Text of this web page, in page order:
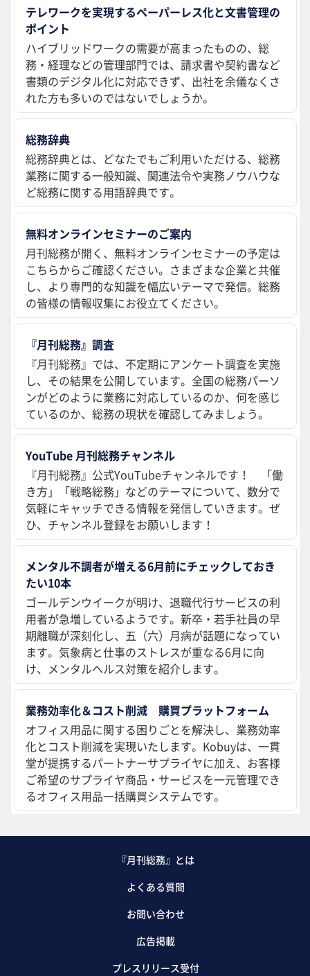
テレワークを実現するペーパーレス化と文書管理の
ポイント
ハイブリッドワークの需要が高まったものの、総
務・経理などの管理部門では、請求書や契約書など
書類のデジタル化に対応できず、出社を余儀なくさ
れた方も多いのではないでしょうか。
総務辞典
総務辞典とは、どなたでもご利用いただける、総務
業務に関する一般知識、関連法令や実務ノウハウな
ど総務に関する用語辞典です。
無料オンラインセミナーのご案内
月刊総務が開く、無料オンラインセミナーの予定は
こちらからご確認ください。さまざまな企業と共催
し、より専門的な知識を幅広いテーマで発信。総務
の皆様の情報収集にお役立てください。
『月刊総務』調査
『月刊総務』では、不定期にアンケート調査を実施
し、その結果を公開しています。全国の総務パーソ
ンがどのように業務に対応しているのか、何を感じ
ているのか、総務の現状を確認してみましょう。
YouTube 月刊総務チャンネル
『月刊総務』公式YouTubeチャンネルです！ 「働
き方」「戦略総務」などのテーマについて、数分で
気軽にキャッチできる情報を発信していきます。ぜ
ひ、チャンネル登録をお願いします！
メンタル不調者が増える6月前にチェックしておき
たい10本
ゴールデンウイークが明け、退職代行サービスの利
用者が急増しているようです。新卒・若手社員の早
期離職が深刻化し、五（六）月病が話題になってい
ます。気象病と仕事のストレスが重なる6月に向
け、メンタルヘルス対策を紹介します。
業務効率化＆コスト削減 購買プラットフォーム
オフィス用品に関する困りごとを解決し、業務効率
化とコスト削減を実現いたします。Kobuyは、一貫
堂が提携するパートナーサプライヤに加え、お客様
ご希望のサプライヤ商品・サービスを一元管理でき
るオフィス用品一括購買システムです。
『月刊総務』とは
よくある質問
お問い合わせ
広告掲載
プレスリリース受付